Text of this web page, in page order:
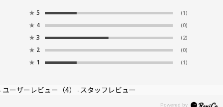
★ 5 (1)
★ 4 (0)
★ 3 (2)
★ 2 (0)
★ 1 (1)
ユーザーレビュー （4） スタッフレビュー